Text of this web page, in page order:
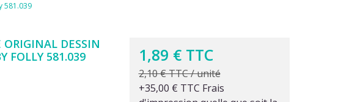
581.039
DESSIN
FOLLY 581.039
1,89 € TTC
2,10 € TTC / unité
+35,00 € TTC Frais